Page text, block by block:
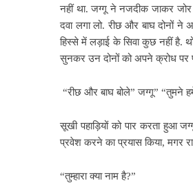
नहीं था. जग्गू ने नजदीक जाकर
दवा लगा लो. रीछ और बाघ दोनों ने
हिस्से में लड़ाई के सिवा कुछ नहीं है.
सुनकर उन दोनों को अपने क्रोध पर
“रीछ और बाघ बोले” जग्गू” “तुमने
सूखी पहाड़ियों को पार करता हुआ
प्रवेश करने का प्रयास किया, मगर
“तुम्हारा क्या नाम है?”